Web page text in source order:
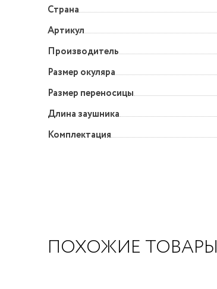
Страна
Артикул
Производитель
Размер окуляра
Размер переносицы
Длина заушника
Комплектация
ПОХОЖИЕ ТОВАРЫ